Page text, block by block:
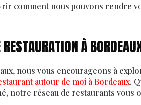
comment nous pouvons rendre
À
nous vous encourageons à
autour de moi à Bordeaux.
notre réseau de restaurants vous